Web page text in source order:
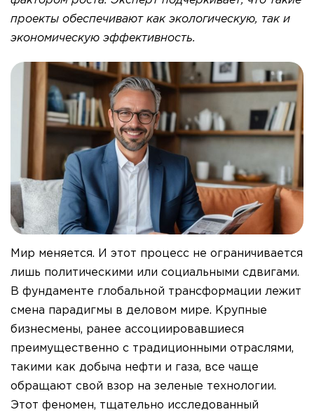
проекты обеспечивают как экологическую, так и
экономическую эффективность.
Мир меняется. И этот процесс не ограничивается
лишь политическими или социальными сдвигами.
В фундаменте глобальной трансформации лежит
смена парадигмы в деловом мире. Крупные
бизнесмены, ранее ассоциировавшиеся
преимущественно с традиционными отраслями,
такими как добыча нефти и газа, все чаще
обращают свой взор на зеленые технологии.
Этот феномен, тщательно исследованный